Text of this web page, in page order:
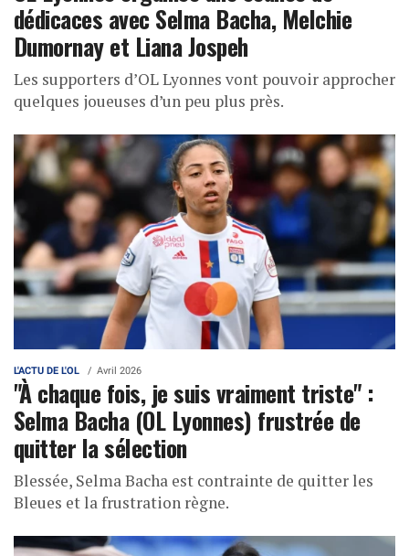
dédicaces avec Selma Bacha, Melchie
Dumornay et Liana Jospeh
Les supporters d’OL Lyonnes vont pouvoir approcher
quelques joueuses d’un peu plus près.
L'ACTU DE L'OL Avril 2026
"À chaque fois, je suis vraiment triste" :
Selma Bacha (OL Lyonnes) frustrée de
quitter la sélection
Blessée, Selma Bacha est contrainte de quitter les
Bleues et la frustration règne.